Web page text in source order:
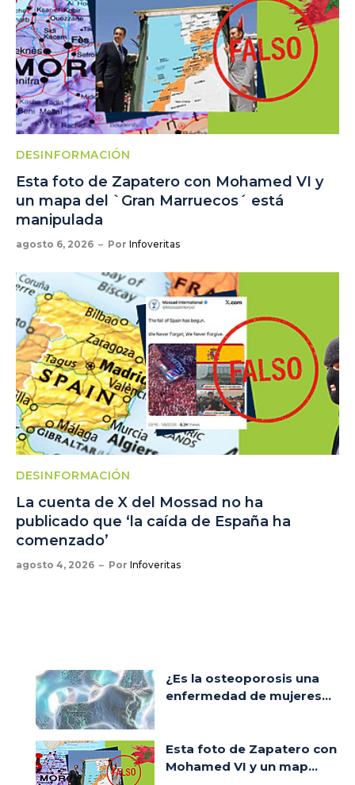
DESINFORMACIÓN
Esta foto de Zapatero con Mohamed VI y
un mapa del `Gran Marruecos´ está
manipulada
agosto 6, 2026 Por Infoveritas
DESINFORMACIÓN
La cuenta de X del Mossad no ha
publicado que ‘la caída de España ha
comenzado’
agosto 4, 2026 Por Infoveritas
¿Es la osteoporosis una
enfermedad de mujeres...
Esta foto de Zapatero con
Mohamed VI y un map...